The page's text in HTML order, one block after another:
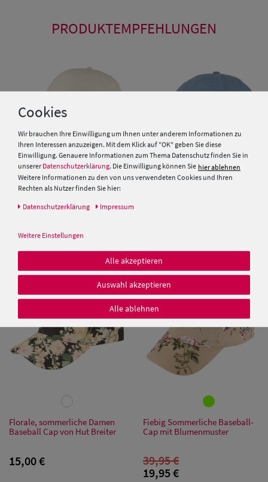
Damen Caps
Damen
Damen UV-
Schutz Caps
PRODUKTEMPFEHLUNGEN
9,95 €
Florale, sommerliche Damen
Baseball Cap von Hut Breiter
15,00 €
SALE
Fiebig Sommerliche Baseball-
Cap mit Blumenmuster
39,95 €
19,95 €
Cookies
Wir brauchen Ihre Einwilligung um Ihnen unter anderem Informationen zu
Ihren Interessen anzuzeigen. Mit dem Klick auf "OK" geben Sie diese
Einwilligung. Genauere Informationen zum Thema Datenschutz finden Sie in
unserer Datenschutzerklärung. Die Einwilligung können Sie hier ablehnen
Weitere Informationen zu den von uns verwendeten Cookies und Ihren
Rechten als Nutzer finden Sie hier:
Daten­schutz­erklärung Impressum
Weitere Einstellungen
Alle akzeptieren
Auswahl akzeptieren
Alle ablehnen